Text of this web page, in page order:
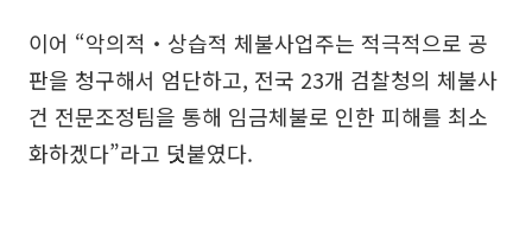
이어 “악의적‧상습적 체불사업주는 적극적으로 공
판을 청구해서 엄단하고, 전국 23개 검찰청의 체불사
건 전문조정팀을 통해 임금체불로 인한 피해를 최소
화하겠다”라고 덧붙였다.